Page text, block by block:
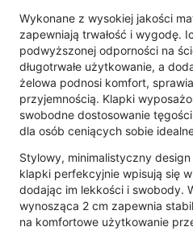
Wykonane z wysokiej jakości
zapewniają trwałość i wygodę.
podwyższonej odporności na
długotrwałe użytkowanie, a
żelowa podnosi komfort,
przyjemnością. Klapki
swobodne dostosowanie
dla osób ceniących sobie
Stylowy, minimalistyczny
klapki perfekcyjnie wpisują się
dodając im lekkości i swobody.
wynosząca 2 cm zapewnia
na komfortowe użytkowanie